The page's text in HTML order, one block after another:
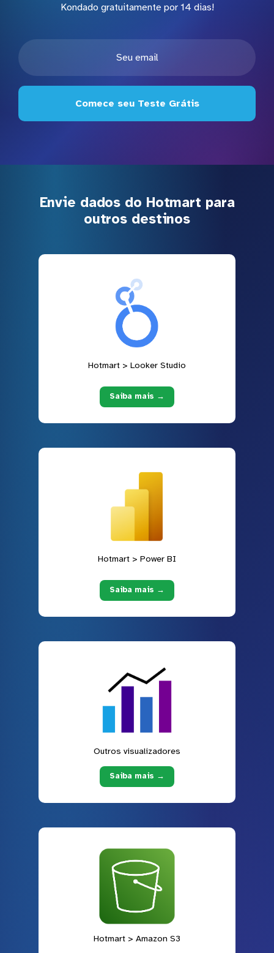
Kondado gratuitamente por 14 dias!
Comece seu Teste Grátis
Envie dados do Hotmart para
outros destinos
Hotmart > Looker Studio
Saiba mais →
Hotmart > Power BI
Saiba mais →
Outros visualizadores
Saiba mais →
Hotmart > Amazon S3